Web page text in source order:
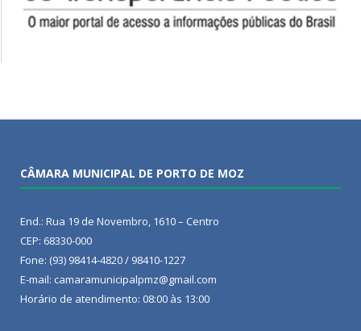
CÂMARA MUNICIPAL DE PORTO DE MOZ
End.: Rua 19 de Novembro, 1610 – Centro
CEP: 68330-000
Fone: (93) 98414-4820 / 98410-1227
E-mail: camaramunicipalpmz@gmail.com
Horário de atendimento: 08:00 às 13:00